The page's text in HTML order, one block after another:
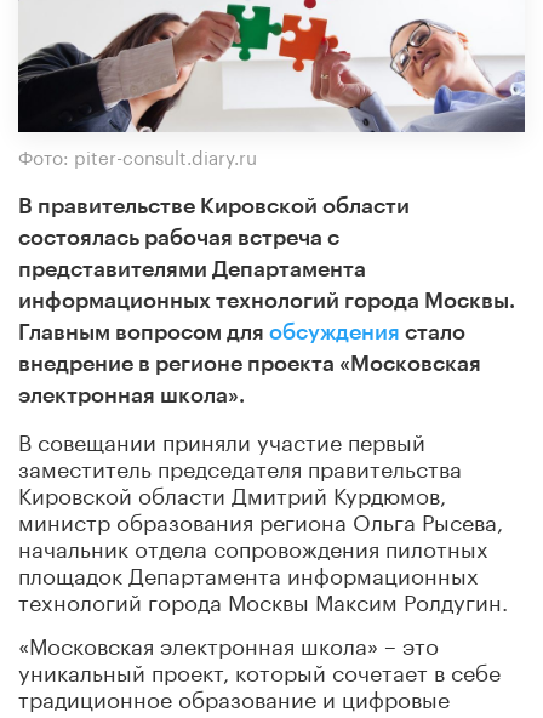
Фото: piter-consult.diary.ru
В правительстве Кировской области
состоялась рабочая встреча с
представителями Департамента
информационных технологий города Москвы.
Главным вопросом для обсуждения стало
внедрение в регионе проекта «Московская
электронная школа».
В совещании приняли участие первый
заместитель председателя правительства
Кировской области Дмитрий Курдюмов,
министр образования региона Ольга Рысева,
начальник отдела сопровождения пилотных
площадок Департамента информационных
технологий города Москвы Максим Ролдугин.
«Московская электронная школа» – это
уникальный проект, который сочетает в себе
традиционное образование и цифровые